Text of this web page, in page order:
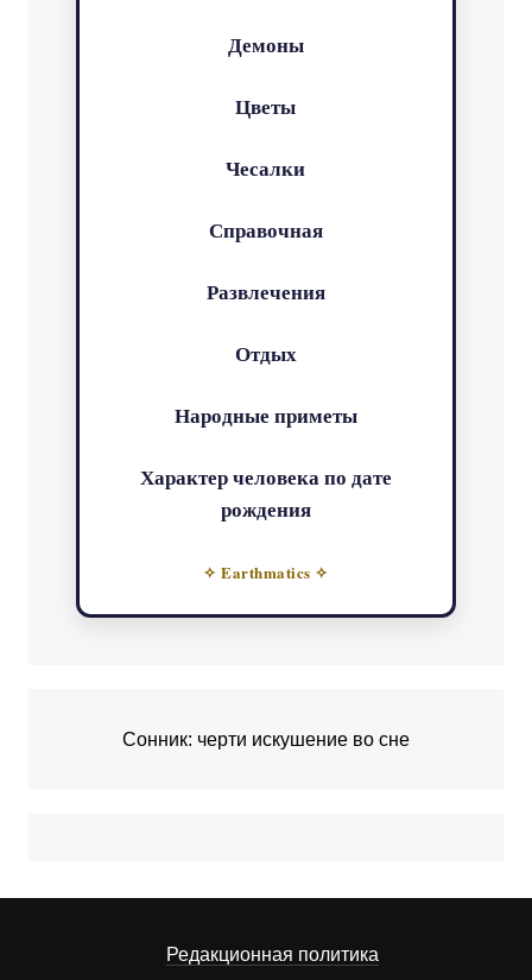
Демоны
Цветы
Чесалки
Справочная
Развлечения
Отдых
Народные приметы
Характер человека по дате
рождения
✧ Earthmatics ✧
Сонник: черти искушение во сне
Редакционная политика